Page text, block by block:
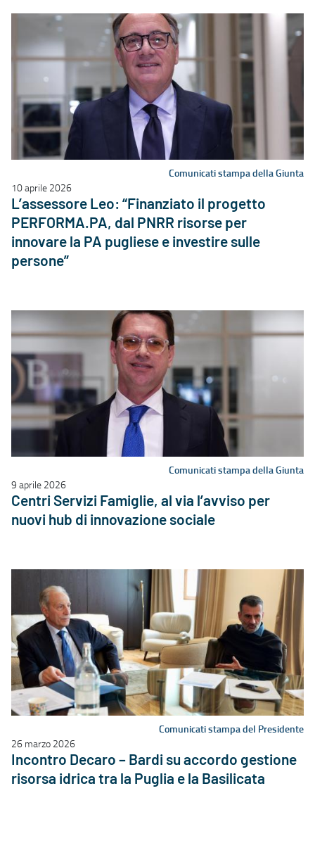
Comunicati stampa della Giunta
10 aprile 2026
L’assessore Leo: “Finanziato il progetto
PERFORMA.PA, dal PNRR risorse per
innovare la PA pugliese e investire sulle
persone”
Comunicati stampa della Giunta
9 aprile 2026
Centri Servizi Famiglie, al via l’avviso per
nuovi hub di innovazione sociale
Comunicati stampa del Presidente
26 marzo 2026
Incontro Decaro – Bardi su accordo gestione
risorsa idrica tra la Puglia e la Basilicata